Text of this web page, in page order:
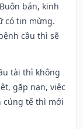
bán, kinh
có tin mừng.
cầu thì sẽ
tài thì không
gặp nạn, việc
cúng tế thì mới